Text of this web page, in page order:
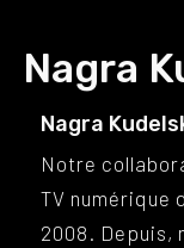
Nagra
Nagra
Notre
TV numérique
2008. Depuis,